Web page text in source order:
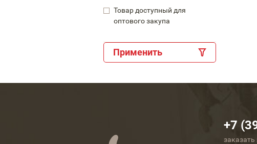
Товар доступный для
оптового закупа
Применить
+7
заказать